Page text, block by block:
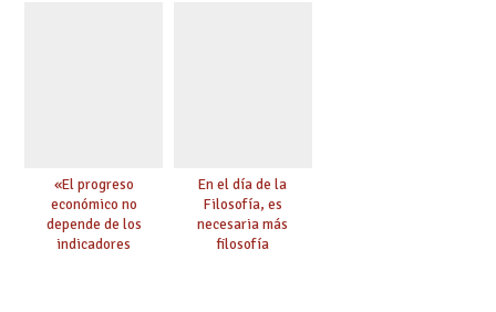
«El progreso
económico no
depende de los
indicadores
En el día de la
Filosofía, es
necesaria más
filosofía